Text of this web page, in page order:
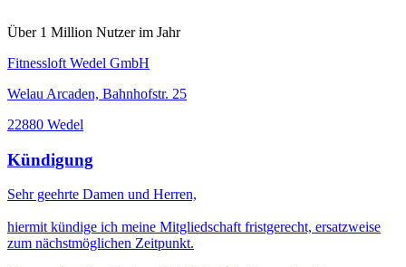
Über 1 Million Nutzer im Jahr
Fitnessloft Wedel GmbH
Welau Arcaden, Bahnhofstr. 25
22880 Wedel
Kündigung
Sehr geehrte Damen und Herren,
hiermit kündige ich meine Mitgliedschaft fristgerecht, ersatzweise
zum nächstmöglichen Zeitpunkt.